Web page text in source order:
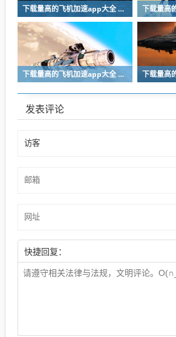
下载量高的飞机加速app大全 值得推荐的飞机加速app精选
下载量高的飞机加速app大全 值得推荐的飞机加速app精选
发表评论
快捷回复：